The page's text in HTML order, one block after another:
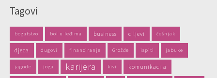
Tagovi
bogatstvo bol u leđima business ciljevi češnjak
djeca dugovi financiranje Grožđe ispiti jabuke
jagode joga karijera kivi komunikacija